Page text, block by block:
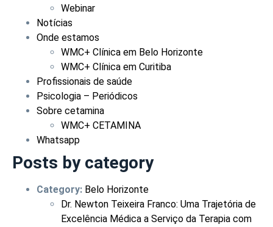
Webinar
Notícias
Onde estamos
WMC+ Clínica em Belo Horizonte
WMC+ Clínica em Curitiba
Profissionais de saúde
Psicologia – Periódicos
Sobre cetamina
WMC+ CETAMINA
Whatsapp
Posts by category
Category: Belo Horizonte
Dr. Newton Teixeira Franco: Uma Trajetória de
Excelência Médica a Serviço da Terapia com